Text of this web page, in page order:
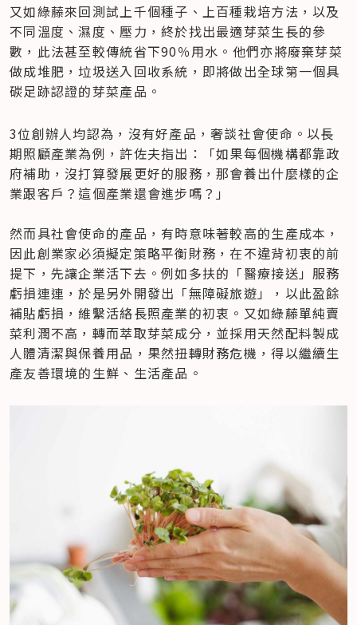
又如綠藤來回測試上千個種子、上百種栽培方法，以及
不同溫度、濕度、壓力，終於找出最適芽菜生長的參
數，此法甚至較傳統省下90％用水。他們亦將廢棄芽菜
做成堆肥，垃圾送入回收系統，即將做出全球第一個具
碳足跡認證的芽菜產品。
3位創辦人均認為，沒有好產品，奢談社會使命。以長
期照顧產業為例，許佐夫指出：「如果每個機構都靠政
府補助，沒打算發展更好的服務，那會養出什麼樣的企
業跟客戶？這個產業還會進步嗎？」
然而具社會使命的產品，有時意味著較高的生產成本，
因此創業家必須擬定策略平衡財務，在不違背初衷的前
提下，先讓企業活下去。例如多扶的「醫療接送」服務
虧損連連，於是另外開發出「無障礙旅遊」，以此盈餘
補貼虧損，維繫活絡長照產業的初衷。又如綠藤單純賣
菜利潤不高，轉而萃取芽菜成分，並採用天然配料製成
人體清潔與保養用品，果然扭轉財務危機，得以繼續生
產友善環境的生鮮、生活產品。